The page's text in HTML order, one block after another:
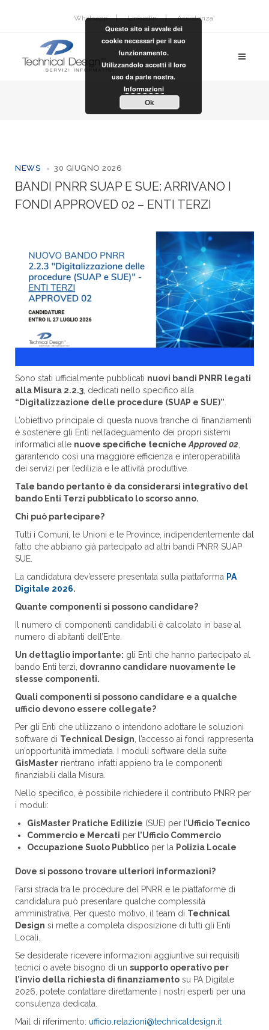
Whatsapp Linkedin Assistenza
NEWS 30 GIUGNO 2026
BANDI PNRR SUAP E SUE: ARRIVANO I
FONDI APPROVED 02 – ENTI TERZI
Sono stati ufficialmente pubblicati nuovi bandi PNRR legati
alla Misura 2.2.3 , dedicati nello specifico alla
“Digitalizzazione delle procedure (SUAP e SUE)”
L’obiettivo principale di questa nuova tranche di finanziamenti
è sostenere gli Enti nell’adeguamento dei propri sistemi
informatici alle nuove specifiche tecniche Approved 02
garantendo così una maggiore efficienza e interoperabilità
dei servizi per l’edilizia e le attività produttive.
Tale bando pertanto è da considerarsi integrativo del
bando Enti Terzi pubblicato lo scorso anno.
Chi può partecipare?
Tutti i Comuni, le Unioni e le Province, indipendentemente dal
fatto che abbiano già partecipato ad altri bandi PNRR SUAP
SUE.
La candidatura dev’essere presentata sulla piattaforma PA
Digitale 2026.
Quante componenti si possono candidare?
Il numero di componenti candidabili è calcolato in base al
numero di abitanti dell’Ente.
Un dettaglio importante: gli Enti che hanno partecipato al
bando Enti terzi, dovranno candidare nuovamente le
stesse componenti.
Quali componenti si possono candidare e a qualche
ufficio devono essere collegate?
Per gli Enti che utilizzano o intendono adottare le soluzioni
software di Technical Design , l’accesso ai fondi rappresenta
un’opportunità immediata. I moduli software della suite
GisMaster rientrano infatti appieno tra le componenti
finanziabili dalla Misura.
Nello specifico, è possibile richiedere il contributo PNRR per
i moduli:
GisMaster Pratiche Edilizie (SUE) per l’Ufficio Tecnico
Commercio e Mercati per l’Ufficio Commercio
Occupazione Suolo Pubblico per la Polizia Locale
Dove si possono trovare ulteriori informazioni?
Farsi strada tra le procedure del PNRR e le piattaforme di
candidatura può presentare qualche complessità
amministrativa. Per questo motivo, il team di Technical
Design si mette a completa disposizione di tutti gli Enti
Locali.
Se desiderate ricevere informazioni aggiuntive sui requisiti
tecnici o avete bisogno di un supporto operativo per
l’invio della richiesta di finanziamento su PA Digitale
2026, potete contattare direttamente i nostri esperti per una
consulenza dedicata.
Mail di riferimento: ufficio.relazioni@technicaldesign.it
Questo sito si avvale dei
cookie necessari per il suo
funzionamento.
Utilizzandolo accetti il loro
uso da parte nostra.
Informazioni
Ok